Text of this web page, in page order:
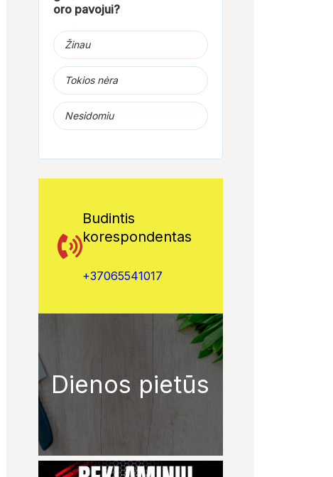
oro pavojui?
Žinau
Tokios nėra
Nesidomiu
Budintis
korespondentas
+37065541017
Dienos pietūs